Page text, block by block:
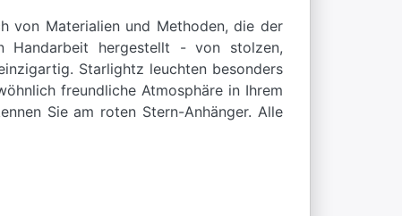
von Materialien und Methoden, die der
Handarbeit hergestellt - von stolzen,
Starlightz leuchten besonders
freundliche Atmosphäre in Ihrem
Sie am roten Stern-Anhänger. Alle